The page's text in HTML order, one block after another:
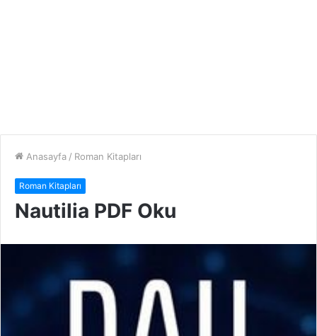
Anasayfa / Roman Kitapları
Roman Kitapları
Nautilia PDF Oku